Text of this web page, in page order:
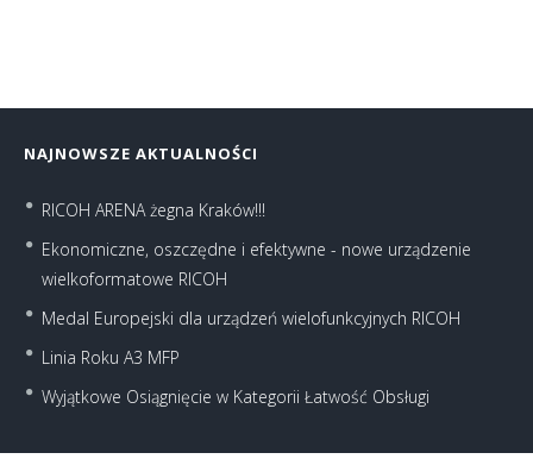
NAJNOWSZE AKTUALNOŚCI
RICOH ARENA żegna Kraków!!!
Ekonomiczne, oszczędne i efektywne - nowe urządzenie
wielkoformatowe RICOH
Medal Europejski dla urządzeń wielofunkcyjnych RICOH
Linia Roku A3 MFP
Wyjątkowe Osiągnięcie w Kategorii Łatwość Obsługi